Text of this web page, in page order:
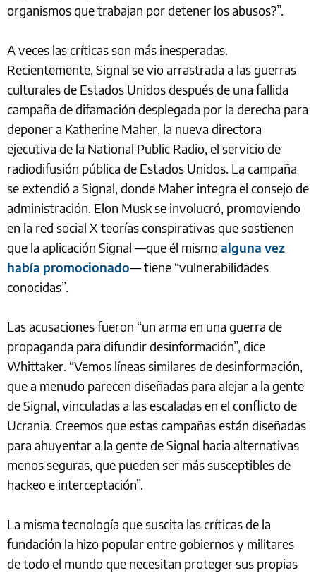
organismos que trabajan por detener los abusos?”.
A veces las críticas son más inesperadas.
Recientemente, Signal se vio arrastrada a las guerras
culturales de Estados Unidos después de una fallida
campaña de difamación desplegada por la derecha para
deponer a Katherine Maher, la nueva directora
ejecutiva de la National Public Radio, el servicio de
radiodifusión pública de Estados Unidos. La campaña
se extendió a Signal, donde Maher integra el consejo de
administración. Elon Musk se involucró, promoviendo
en la red social X teorías conspirativas que sostienen
que la aplicación Signal —que él mismoalguna vez
había promocionado— tiene “vulnerabilidades
conocidas”.
Las acusaciones fueron “un arma en una guerra de
propaganda para difundir desinformación”, dice
Whittaker. “Vemos líneas similares de desinformación,
que a menudo parecen diseñadas para alejar a la gente
de Signal, vinculadas a las escaladas en el conflicto de
Ucrania. Creemos que estas campañas están diseñadas
para ahuyentar a la gente de Signal hacia alternativas
menos seguras, que pueden ser más susceptibles de
hackeo e interceptación”.
La misma tecnología que suscita las críticas de la
fundación la hizo popular entre gobiernos y militares
de todo el mundo que necesitan proteger sus propias